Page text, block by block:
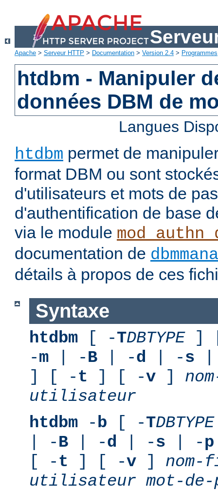
Apache > Serveur HTTP > Documentation > Version 2.4 > Programmes
htdbm - Manipuler
données DBM de
Langues
htdbm permet de
format DBM ou sont
d'utilisateurs et mots de
d'authentification de base
via le module
documentation de
détails à propos de ces
Syntaxe
htdbm [ -TDBTYPE]
-m | -B | -d | -s
] [ -t ] [ -v ]
utilisateur
htdbm -b [ -TDBTYPE
| -B | -d | -s | -p
[ -t ] [ -v ]
utilisateur mot-de-